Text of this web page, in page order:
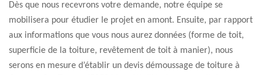
Dès que nous recevrons votre demande, notre équipe se
mobilisera pour étudier le projet en amont. Ensuite, par rapport
aux informations que vous nous aurez données (forme de toit,
superficie de la toiture, revêtement de toit à manier), nous
serons en mesure d’établir un devis démoussage de toiture à